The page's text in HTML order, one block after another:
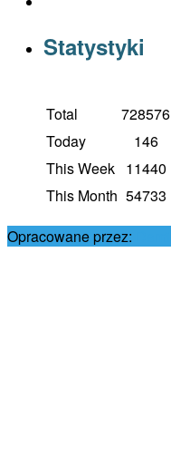
Statystyki
Total 728576
Today
146
This Week 11440
This Month 54733
Opracowane przez: